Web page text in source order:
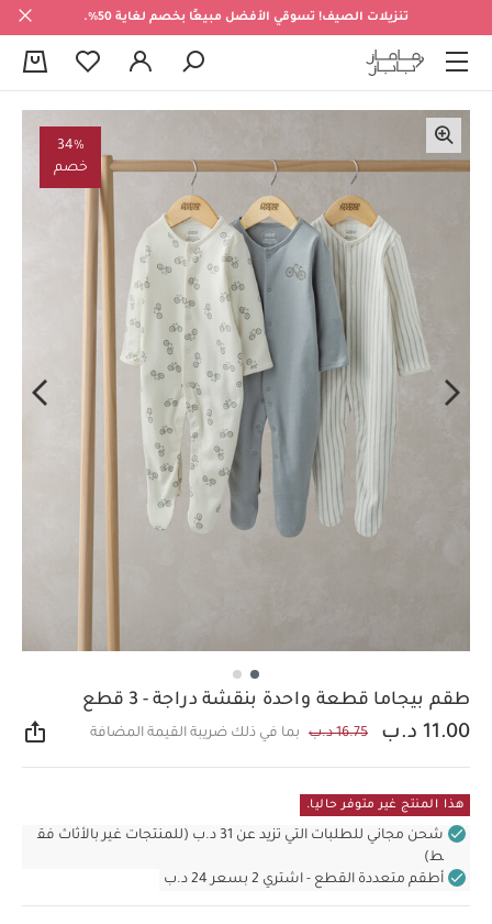
تنزيلات الصيف! تسوقي الأفضل مبيعًا بخصم لغاية 50%.
34%
خصم
طقم بيجاما قطعة واحدة بنقشة دراجة - 3 قطع
11.00 د.ب 16.75 د.ب بما في ذلك ضريبة القيمة المضافة
هذا المنتج غير متوفر حاليا.
شحن مجاني للطلبات التي تزيد عن 31 د.ب (للمنتجات غير بالأثاث فق
ط)
أطقم متعددة القطع - اشتري 2 بسعر 24 د.ب